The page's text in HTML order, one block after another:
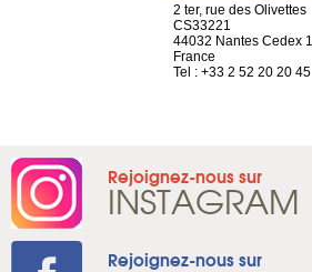
2 ter, rue des Olivettes
CS33221
44032 Nantes Cedex 1
France
Tel : +33 2 52 20 20 45
Rejoignez-nous sur
INSTAGRAM
Rejoignez-nous sur